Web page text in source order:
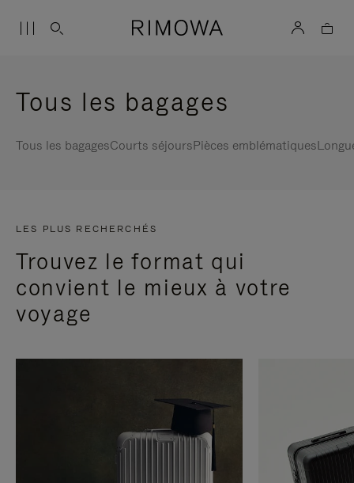
Tous les bagages
Tous les bagagesCourts séjoursPièces emblématiques
LES PLUS RECHERCHÉS
Trouvez le format qui
convient le mieux à votre
voyage